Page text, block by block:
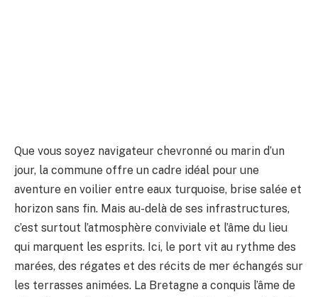
Que vous soyez navigateur chevronné ou marin d’un
jour, la commune offre un cadre idéal pour une
aventure en voilier entre eaux turquoise, brise salée et
horizon sans fin. Mais au-delà de ses infrastructures,
c’est surtout l’atmosphère conviviale et l’âme du lieu
qui marquent les esprits. Ici, le port vit au rythme des
marées, des régates et des récits de mer échangés sur
les terrasses animées. La Bretagne a conquis l’âme de